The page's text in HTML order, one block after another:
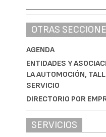
OTRAS
AGENDA
ENTIDADES Y
LA AUTOMOCIÓN,
SERVICIO
DIRECTORIO POR
SERVICIOS